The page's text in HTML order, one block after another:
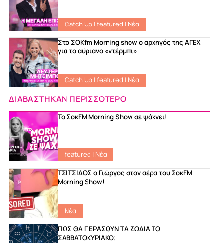
Catch Up|featured | Νέα
Στο ΣΟKfm Morning show ο αρχηγός της ΑΓΕΧ
για το αύριανο «ντέρμπι»
Catch Up|featured | Νέα
ΔΙΑΒΑΣΤΗΚΑΝ ΠΕΡΙΣΣΟΤΕΡΟ
Το ΣοκFM Morning Show σε ψάχνει!
featured | Νέα
ΤΣΙΤΣΙΔΟΣ ο Γιώργος στον αέρα του ΣοκFM
Morning Show!
Νέα
ΠΩΣ ΘΑ ΠΕΡΑΣΟΥΝ ΤΑ ΖΩΔΙΑ ΤΟ
ΣΑΒΒΑΤΟΚΥΡΙΑΚΟ;